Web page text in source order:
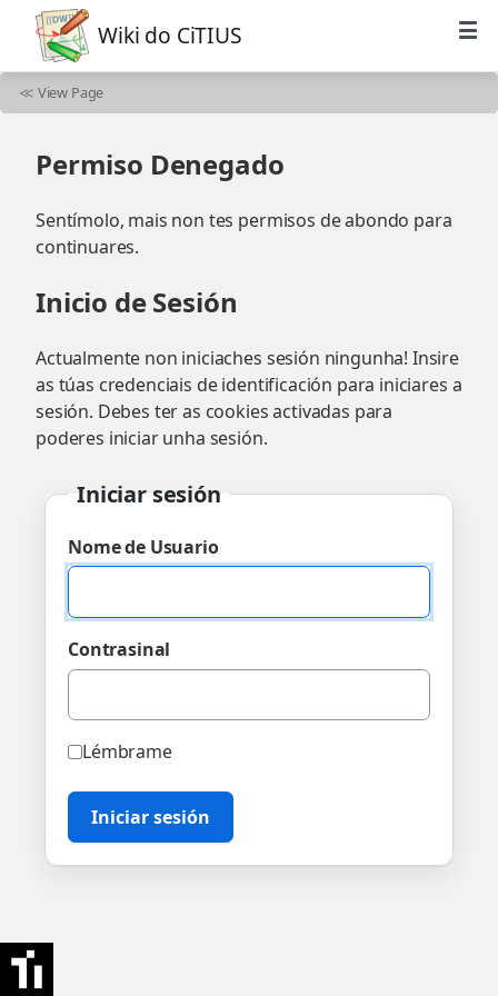
Wiki do CiTIUS
≪ View Page
Permiso Denegado
Sentímolo, mais non tes permisos de abondo para
continuares.
Inicio de Sesión
Actualmente non iniciaches sesión ningunha! Insire
as túas credenciais de identificación para iniciares a
sesión. Debes ter as cookies activadas para
poderes iniciar unha sesión.
Iniciar sesión
Nome de Usuario
Contrasinal
Lémbrame
Iniciar sesión